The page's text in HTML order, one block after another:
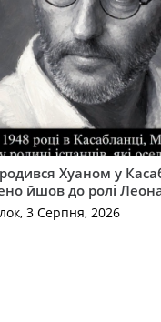
Хуаном у
йшов до ролі
3 Серпня, 2026